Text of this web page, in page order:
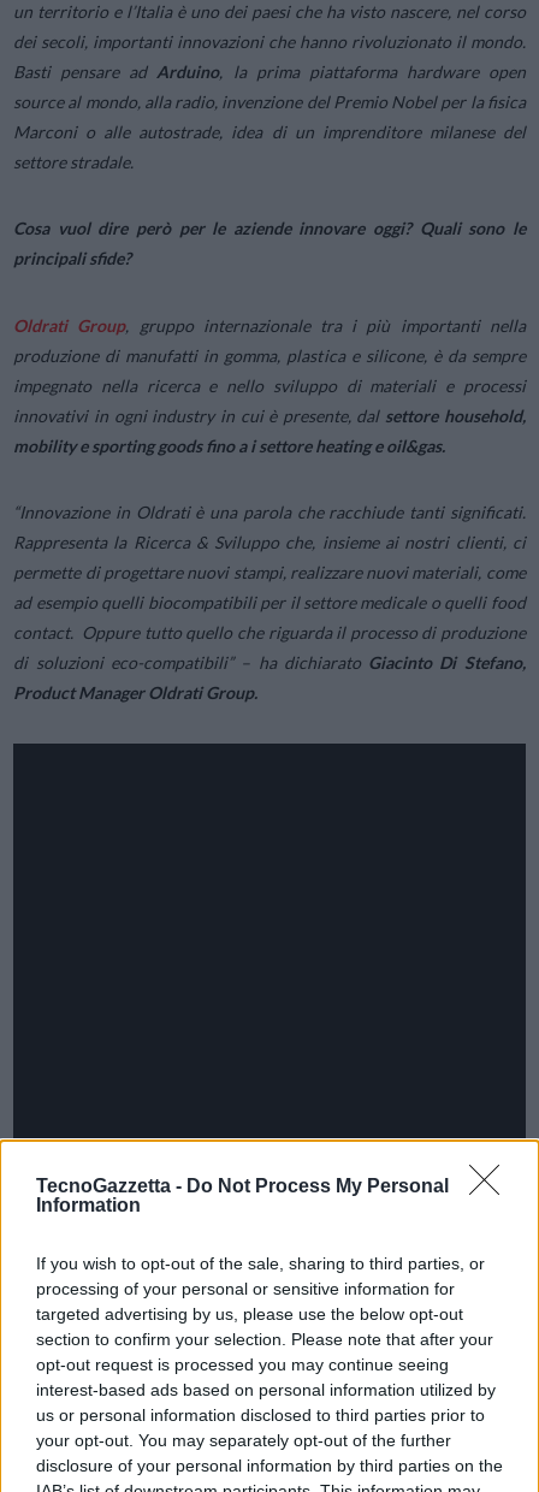
TecnoGazzetta - Do Not Process My Personal
Information
If you wish to opt-out of the sale, sharing to third parties, or
processing of your personal or sensitive information for
targeted advertising by us, please use the below opt-out
section to confirm your selection. Please note that after your
opt-out request is processed you may continue seeing
interest-based ads based on personal information utilized by
us or personal information disclosed to third parties prior to
your opt-out. You may separately opt-out of the further
disclosure of your personal information by third parties on the
un territorio e l’Italia è uno dei paesi che ha visto nascere, nel corso
dei secoli, importanti innovazioni che hanno rivoluzionato il mondo.
Basti pensare ad Arduino, la prima piattaforma hardware open
source al mondo, alla radio, invenzione del Premio Nobel per la fisica
Marconi o alle autostrade, idea di un imprenditore milanese del
settore stradale.
Cosa vuol dire però per le aziende innovare oggi? Quali sono le
principali sfide?
Oldrati Group, gruppo internazionale tra i più importanti nella
produzione di manufatti in gomma, plastica e silicone, è da sempre
impegnato nella ricerca e nello sviluppo di materiali e processi
innovativi in ogni industry in cui è presente, dal settore household,
mobility e sporting goods fino a i settore heating e oil&gas.
“Innovazione in Oldrati è una parola che racchiude tanti significati.
Rappresenta la Ricerca & Sviluppo che, insieme ai nostri clienti, ci
permette di progettare nuovi stampi, realizzare nuovi materiali, come
ad esempio quelli biocompatibili per il settore medicale o quelli food
contact. Oppure tutto quello che riguarda il processo di produzione
di soluzioni eco-compatibili” – ha dichiaratoGiacinto Di Stefano,
Product Manager Oldrati Group.
In ambito sostenibilità, il Gruppo ha recentemente presentato la
prima gomma eco-sostenibile,Oldrati Ogreen : un’innovazione